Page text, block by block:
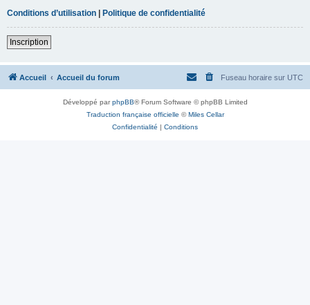
Conditions d’utilisation | Politique de confidentialité
Inscription
Accueil Accueil du forum Fuseau horaire sur UTC
Développé parphpBB® Forum Software © phpBB Limited
Traduction française officielle ©Miles Cellar
Confidentialité | Conditions